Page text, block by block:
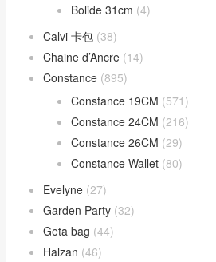
Bolide 31cm (4)
Calvi 卡包 (38)
Chaine d’Ancre (14)
Constance (895)
Constance 19CM (571)
Constance 24CM (216)
Constance 26CM (29)
Constance Wallet (80)
Evelyne (27)
Garden Party (32)
Geta bag (44)
Halzan (46)